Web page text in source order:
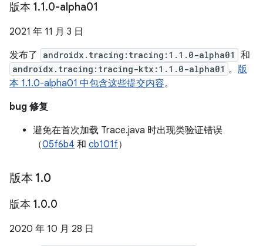
版本 1.1.0-alpha01
2021 年 11 月 3 日
发布了
androidx.tracing:tracing:1.1.0-alpha01 和
androidx.tracing:tracing-ktx:1.1.0-alpha01 。 版
本 1.1.0-alpha01 中包含这些提交内容。
bug 修复
避免在首次加载 Trace.java 时出现类验证错误
（05f6b4 和 cb101f）
版本 1.0
版本 1.0.0
2020 年 10 月 28 日